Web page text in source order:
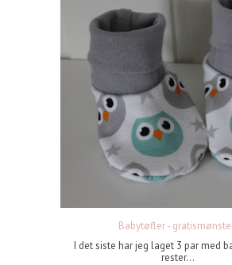
Babytøfler -
I det siste har jeg laget 3 par med
rester...